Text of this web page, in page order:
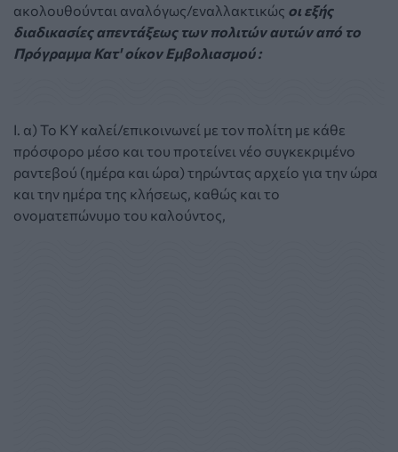
ακολουθούνται αναλόγως/εναλλακτικώς οι εξής
διαδικασίες απεντάξεως των πολιτών αυτών από το
Πρόγραμμα Κατ' οίκον Εμβολιασμού :
Ι. α) Το ΚΥ καλεί/επικοινωνεί με τον πολίτη με κάθε
πρόσφορο μέσο και του προτείνει νέο συγκεκριμένο
ραντεβού (ημέρα και ώρα) τηρώντας αρχείο για την ώρα
και την ημέρα της κλήσεως, καθώς και το
ονοματεπώνυμο του καλούντος,